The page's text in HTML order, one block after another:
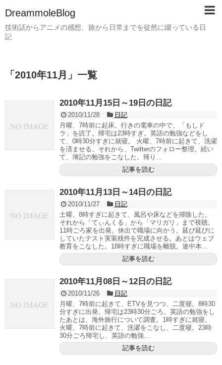
DreammoleBlog
技術話からアニメの感想、旅から日常までを徒然に綴っている日
記
「 2010年11月 」 一覧
2010年11月15日～19日の日記
2010/11/28
日記
月曜、7時前に起床。行きの電車の中で、「もしド
ラ」を読了。帰宅は23時すぎ。英語の勉強などをし
て、0時30分すぎに就寝。 火曜、7時前に起きて、洗濯
を済ませる。それから、Twitterのフォロー整理。続い
て、簿記の勉強をこなした。帰り...
記事を読む
2010年11月13日～14日の日記
2010/11/27
日記
土曜、8時すぎに起きて、風呂や床などを掃除した。
それから「てぃんくる」から「マリガリ」まで視聴。
11時ごろ家を出発。休出で職場に向かう。延び延びに
していたテスト実装残件を完成させる。あとはウェブ
教育をこなした。18時すぎに職場を離脱。途中本...
記事を読む
2010年11月08日～12日の日記
2010/11/26
日記
月曜、7時前に起きて、ETVを見つつ、二度寝。8時30
分すぎに出発。帰宅は23時30分ごろ。英語の勉強をし
たあとは、海外旅行について調査。1時すぎに就寝。
火曜、7時前に起きて、洗濯をこなし、二度寝。23時
30分ごろ帰宅し、英語の勉強...
記事を読む